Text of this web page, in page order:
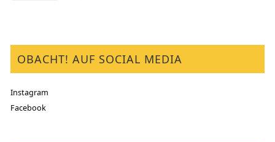
OBACHT! AUF SOCIAL MEDIA
Instagram
Facebook